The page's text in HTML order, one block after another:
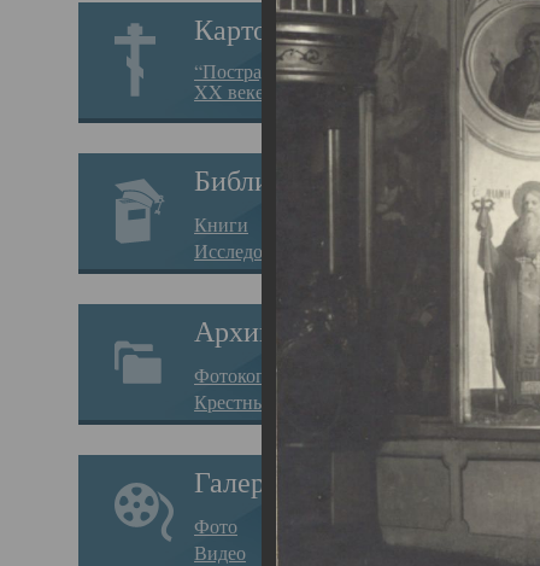
Картотека
“Пострадавшие за веру в
XX веке на Севере”
Библиотека
Книги
Исследования
Архив
Фотокопии дел
Крестные ходы
Галерея
Фото
Видео